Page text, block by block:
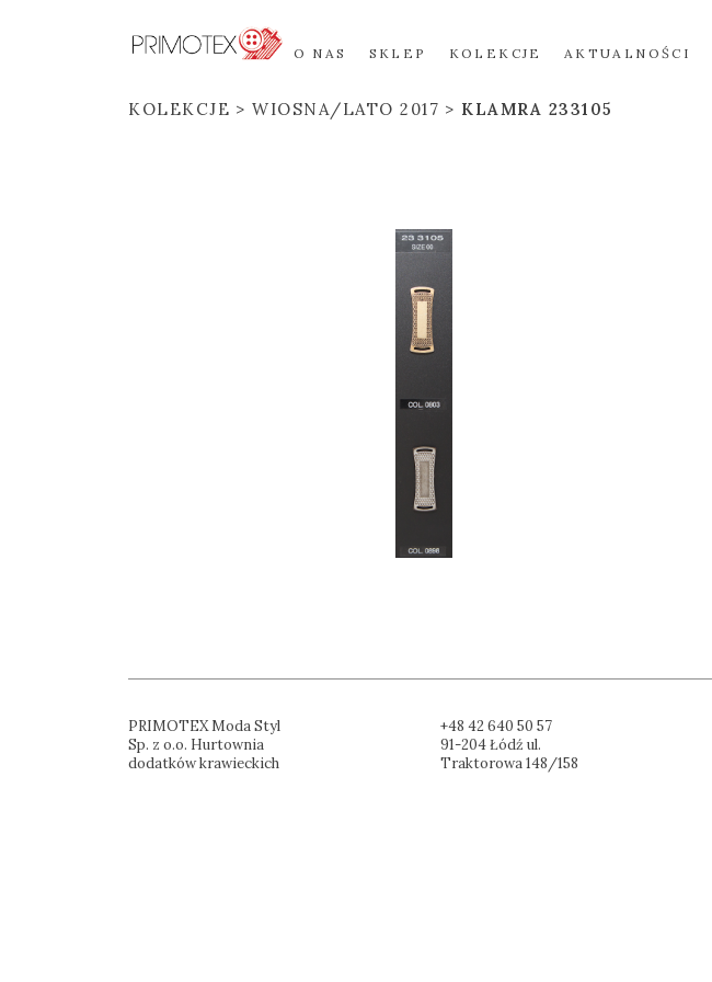
O NAS SKLEP KOLEKCJE AKTUALNOŚCI
KOLEKCJE WIOSNA/LATO 2017 KLAMRA 233105
PRIMOTEX Moda Styl
Sp. z o.o. Hurtownia
dodatków krawieckich
+48 42 640 50 57
91-204 Łódź ul.
Traktorowa 148/158